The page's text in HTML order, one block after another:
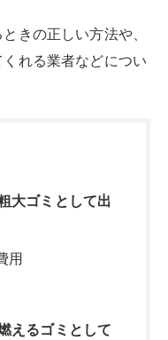
きの正しい方法や、
れる業者などについ
大ゴミとして出
用
えるゴミとして